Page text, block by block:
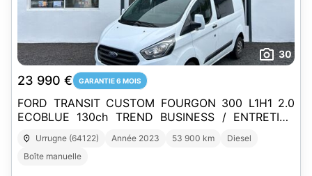
30
23 990 € GARANTIE 6 MOIS
FORD TRANSIT CUSTOM FOURGON 300 L1H1 2.0
ECOBLUE 130ch TREND BUSINESS / ENTRETIEN
CONSTRUCTEUR
Urrugne (64122) Année 2023 53 900 km
Diesel
Boîte manuelle